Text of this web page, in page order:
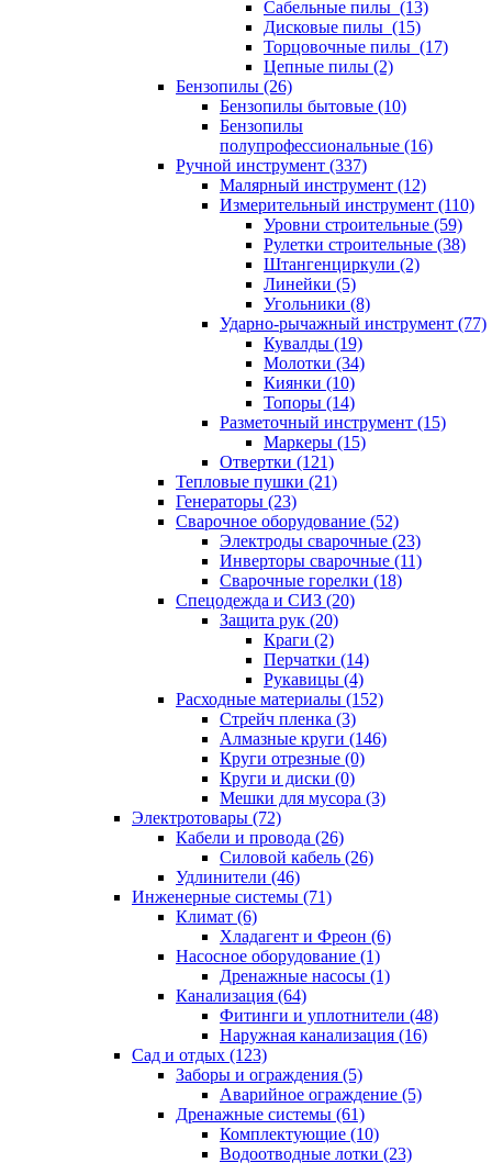
Сабельные пилы (13)
Дисковые пилы (15)
Торцовочные пилы (17)
Цепные пилы (2)
Бензопилы (26)
Бензопилы бытовые (10)
Бензопилы
полупрофессиональные (16)
Ручной инструмент (337)
Малярный инструмент (12)
Измерительный инструмент (110)
Уровни строительные (59)
Рулетки строительные (38)
Штангенциркули (2)
Линейки (5)
Угольники (8)
Ударно-рычажный инструмент (77)
Кувалды (19)
Молотки (34)
Киянки (10)
Топоры (14)
Разметочный инструмент (15)
Маркеры (15)
Отвертки (121)
Тепловые пушки (21)
Генераторы (23)
Сварочное оборудование (52)
Электроды сварочные (23)
Инверторы сварочные (11)
Сварочные горелки (18)
Спецодежда и СИЗ (20)
Защита рук (20)
Краги (2)
Перчатки (14)
Рукавицы (4)
Расходные материалы (152)
Стрейч пленка (3)
Алмазные круги (146)
Круги отрезные (0)
Круги и диски (0)
Мешки для мусора (3)
Электротовары (72)
Кабели и провода (26)
Силовой кабель (26)
Удлинители (46)
Инженерные системы (71)
Климат (6)
Хладагент и Фреон (6)
Насосное оборудование (1)
Дренажные насосы (1)
Канализация (64)
Фитинги и уплотнители (48)
Наружная канализация (16)
Сад и отдых (123)
Заборы и ограждения (5)
Аварийное ограждение (5)
Дренажные системы (61)
Комплектующие (10)
Водоотводные лотки (23)